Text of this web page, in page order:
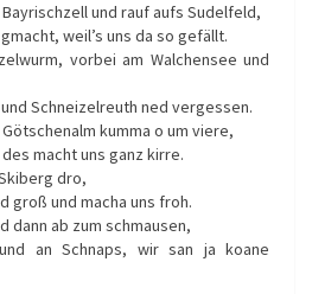
und rauf aufs Sudelfeld,
weil’s uns da so gefällt.
vorbei am Walchensee und
Schneizelreuth ned vergessen.
kumma o um viere,
macht uns ganz kirre.
dro,
groß und macha uns froh.
dann ab zum schmausen,
an Schnaps, wir san ja koane